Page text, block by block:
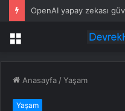
Menü
Anasayfa /Yaşam
Yaşam